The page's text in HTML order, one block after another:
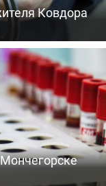
Ковдора